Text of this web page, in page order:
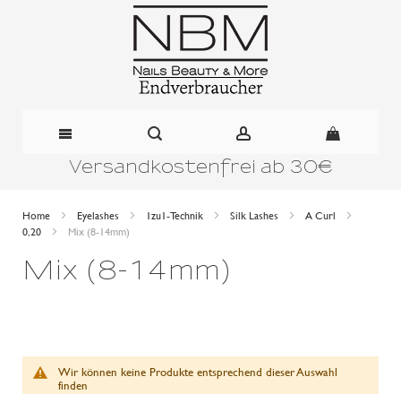
Inhalt
Versandkostenfrei ab 30€
Home Eyelashes 1zu1-Technik Silk Lashes
A Curl
0,20
Mix (8-14mm)
Mix (8-14mm)
Wir können keine Produkte entsprechend dieser Auswahl
finden